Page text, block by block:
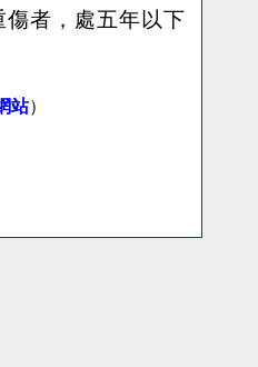
傷者，處五年以下
站）